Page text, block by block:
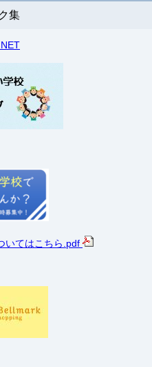
集
いてはこちら .pdf